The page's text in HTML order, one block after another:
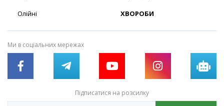
Олійні ХВОРОБИ
Ми в соціальних мережах
Підписатися на розсилку